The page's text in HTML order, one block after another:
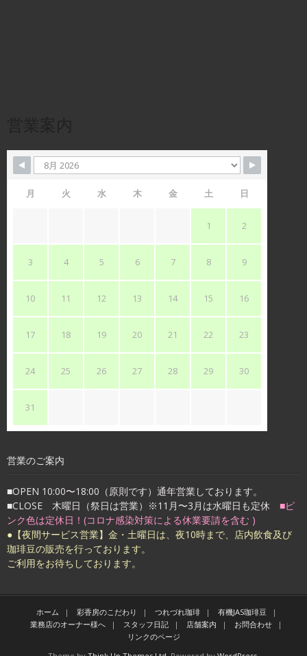
月 火 水 木 金 土 日
1 2
3 4 5 6 7 8 9
10 11 12 13 14 15 16
17 18 19 20 21 22 23
24 25 26 27 28 29 30
31
営業のご案内
■OPEN 10:00〜18:00（原則です）通年営業しております。
■CLOSE 木曜日（祭日は営業）※11月〜3月は水曜日も定休 ■ピ
ンク色は定休日！(コロナ感染対策による休業要請を含む )
●【夜間サービス営業】金・土曜日は、夜10時まで、店内飲食及び
珈琲豆の販売を行っております。
ご利用をお待ちしております。
ホーム 彩香房のこだわり つれづれ珈琲
有機JAS珈琲豆
業務店のオーナー様へ
スタッフ日記 店舗案内
お問合わせ
リンクのページ